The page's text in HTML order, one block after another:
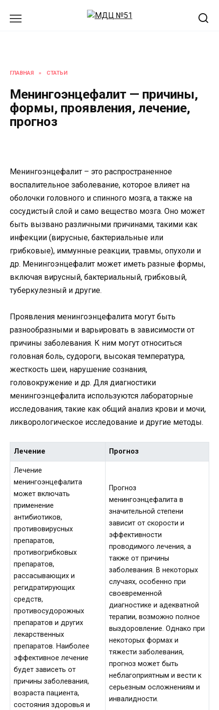
ГЛАВНАЯ » СТАТЬИ
Менингоэнцефалит — причины,
формы, проявления, лечение,
прогноз
Менингоэнцефалит – это распространенное
воспалительное заболевание, которое влияет на
оболочки головного и спинного мозга, а также на
сосудистый слой и само вещество мозга. Оно может
быть вызвано различными причинами, такими как
инфекции (вирусные, бактериальные или
грибковые), иммунные реакции, травмы, опухоли и
др. Менингоэнцефалит может иметь разные формы,
включая вирусный, бактериальный, грибковый,
туберкулезный и другие.
Проявления менингоэнцефалита могут быть
разнообразными и варьировать в зависимости от
причины заболевания. К ним могут относиться
головная боль, судороги, высокая температура,
жесткость шеи, нарушение сознания,
головокружение и др. Для диагностики
менингоэнцефалита используются лабораторные
исследования, такие как общий анализ крови и мочи,
ликворологическое исследование и другие методы.
Лечение Прогноз
Лечение
менингоэнцефалита
может включать
применение
антибиотиков,
противовирусных
препаратов,
противогрибковых
препаратов,
рассасывающих и
регидратирующих
средств,
противосудорожных
препаратов и других
лекарственных
препаратов. Наиболее
эффективное лечение
будет зависеть от
причины заболевания,
возраста пациента,
состояния здоровья и
Прогноз
менингоэнцефалита в
значительной степени
зависит от скорости и
эффективности
проводимого лечения, а
также от причины
заболевания. В некоторых
случаях, особенно при
своевременной
диагностике и адекватной
терапии, возможно полное
выздоровление. Однако при
некоторых формах и
тяжести заболевания,
прогноз может быть
неблагоприятным и вести к
серьезным осложнениям и
инвалидности.